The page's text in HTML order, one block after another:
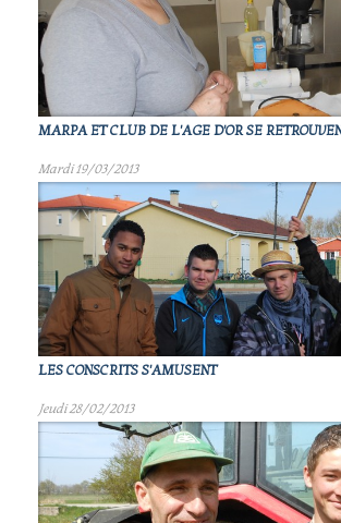
MARPA ET CLUB DE L'AGE D'OR SE
Mardi 19/03/2013
LES CONSCRITS S'AMUSENT
Jeudi 28/02/2013